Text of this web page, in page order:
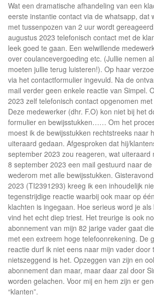
Wat een dramatische afhandeling van een
eerste instantie contact via de whatsapp, dat
met tussenpozen van 2 uur wordt
augustus 2023 telefonisch contact met de
leek goed te gaan. Een welwillende
over coulancevergoeding etc. (Jullie nemen
moeten jullie terug luisteren!). Op haar
via het contactformulier ingevuld. Na de
mail verder geen enkele reactie van Simpel.
2023 zelf telefonisch contact opgenomen
Deze medewerker (dhr. F.O) kon niet bij het
formulier en bewijsstukken…… Om het
moest ik de bewijsstukken rechtstreeks naar
uiteraard gedaan. Afgesproken dat hij/
september 2023 zou reageren, wat uiteraard
8 september 2023 een mail gestuurd naar
wederom met alle bewijsstukken.
2023 (TI2391293) kreeg ik een inhoudelijk
tegenstrijdige reactie waarbij ook maar op
klachten is ingegaan. Hoe serieus word je
vind het echt diep triest. Het treurige is ook
abonnement van mijn 82 jarige vader gaat
met een extreem hoge telefoonrekening. De
reactie durf ik niet eens naar mijn vader door
nietszeggend is het. Opzeggen van zijn en
abonnement dan maar, maar daar zal door
worden gelachen. Voor mij en hem zijn er
“klanten”.